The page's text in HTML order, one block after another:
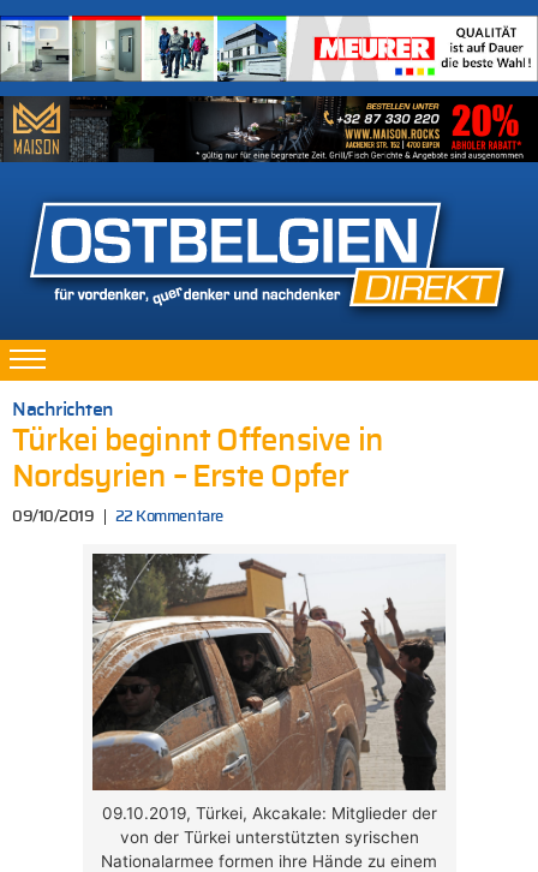
Nachrichten
Türkei beginnt Offensive in
Nordsyrien – Erste Opfer
09/10/2019 22 Kommentare
09.10.2019, Türkei, Akcakale: Mitglieder der
von der Türkei unterstützten syrischen
Nationalarmee formen ihre Hände zu einem